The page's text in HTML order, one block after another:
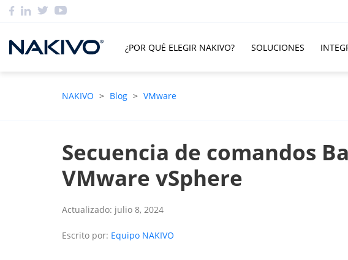
¿POR QUÉ ELEGIR NAKIVO? SOLUCIONES
NAKIVO > Blog > VMware
Secuencia de comandos
VMware vSphere
Actualizado: julio 8, 2024
Escrito por: Equipo NAKIVO